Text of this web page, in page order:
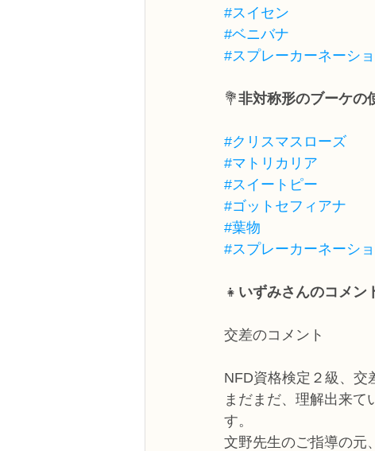
#スイセン
#ベニバナ
#スプレーカーネーシ
💐非対称形のブーケの
#クリスマスローズ
#マトリカリア
#スイートピー
#ゴットセフィアナ
#葉物
#スプレーカーネーシ
👧 いずみさんのコメン
交差のコメント
NFD資格検定２級、交
まだまだ、理解出来て
す。
文野先生のご指導の元